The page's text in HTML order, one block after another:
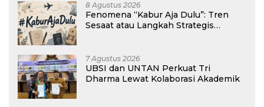
8 Agustus 2026
Fenomena “Kabur Aja Dulu”: Tren
Sesaat atau Langkah Strategis
7 Agustus 2026
UBSI dan UNTAN Perkuat Tri
Dharma Lewat Kolaborasi Akademik